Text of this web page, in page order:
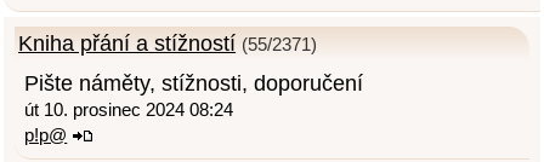
Kniha přání a stížností (55/2371)
Pište náměty, stížnosti, doporučení
út 10. prosinec 2024 08:24
p!p@